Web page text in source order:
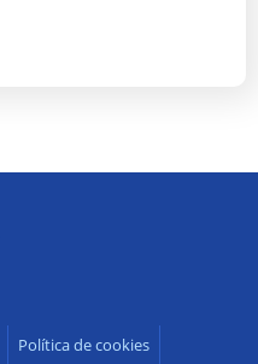
Política de cookies